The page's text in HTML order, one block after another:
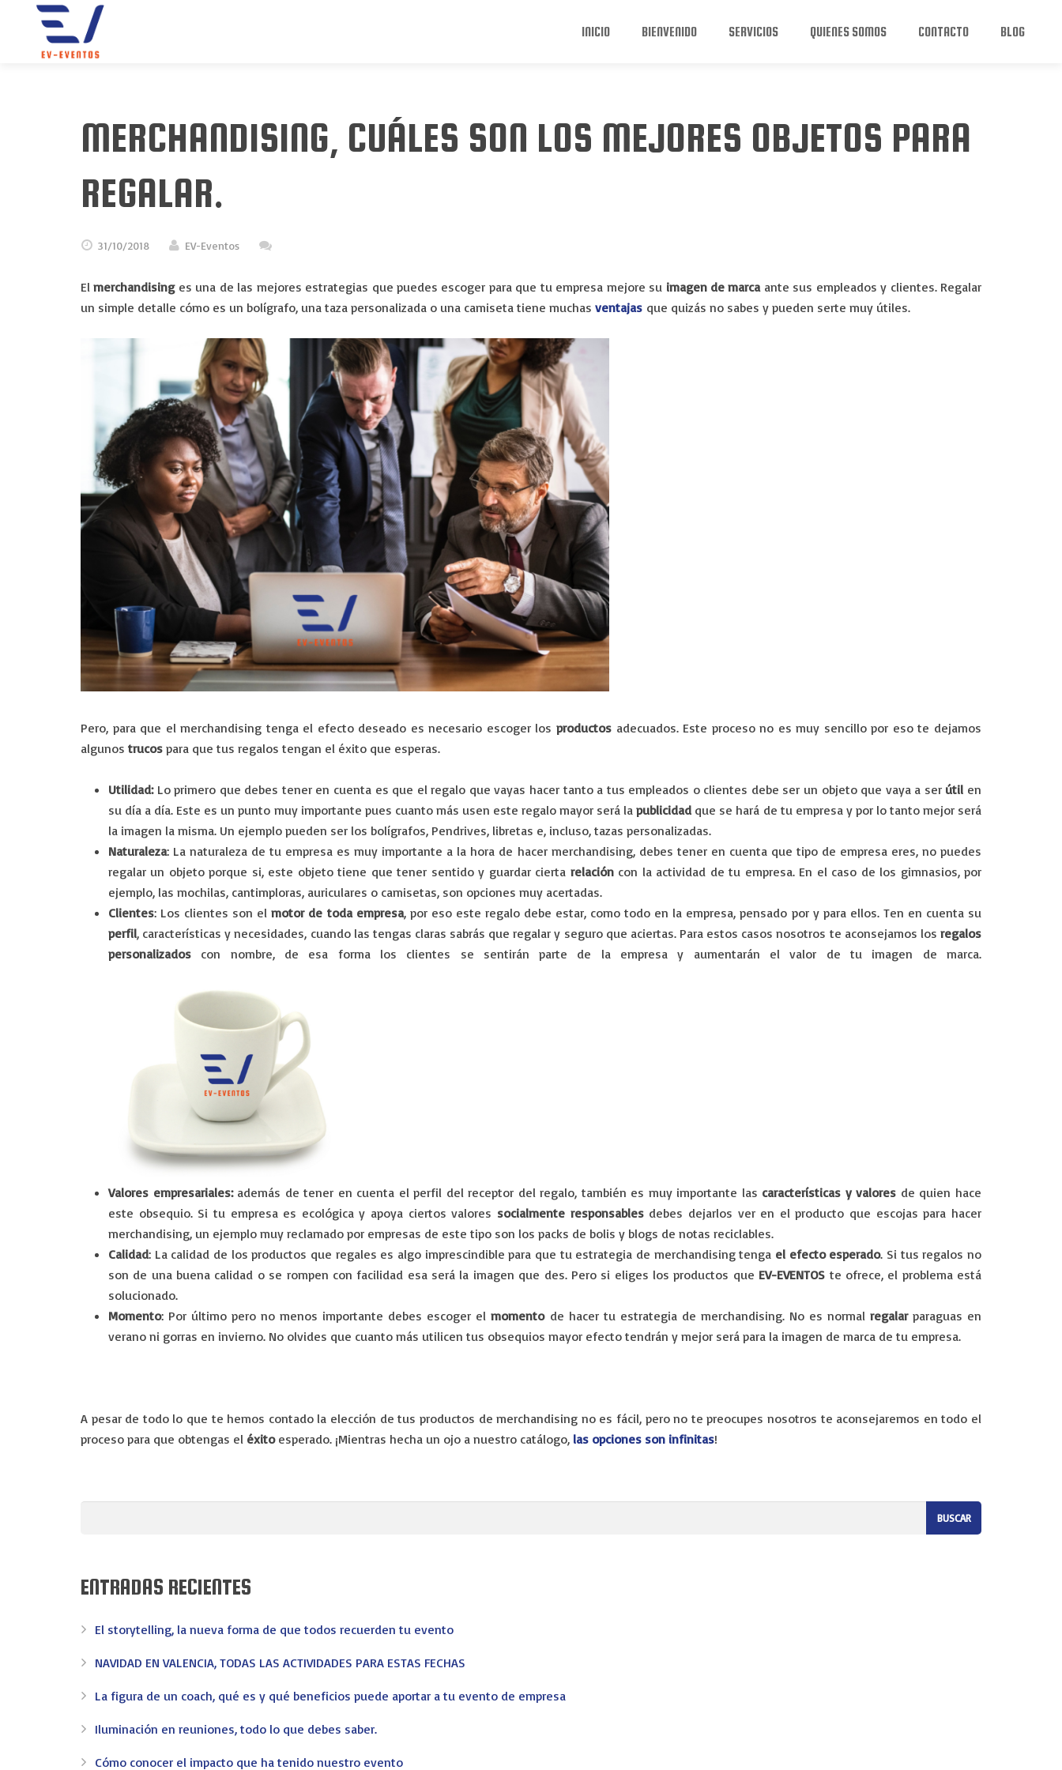
INICIO BIENVENIDO SERVICIOS QUIENES SOMOS CONTACTO BLOG
MERCHANDISING, CUÁLES SON LOS MEJORES OBJETOS PARA
REGALAR.
31/10/2018 EV-Eventos
Elmerchandisinges una de las mejores estrategias que puedes escoger para que tu empresa mejore su imagen de marcaante sus empleados y clientes. Regalar
un simple detalle cómo es un bolígrafo, una taza personalizada o una camiseta tiene muchas ventajas que quizás no sabes y pueden serte muy útiles.
Pero, para que el merchandising tenga el efecto deseado es necesario escoger losproductos adecuados. Este proceso no es muy sencillo por eso te dejamos
algunos trucos para que tus regalos tengan el éxito que esperas.
Utilidad:Lo primero que debes tener en cuenta es que el regalo que vayas hacer tanto a tus empleados o clientes debe ser un objeto que vaya a ser útil en
su día a día. Este es un punto muy importante pues cuanto más usen este regalo mayor será lapublicidad que se hará de tu empresa y por lo tanto mejor será
la imagen la misma. Un ejemplo pueden ser los bolígrafos, Pendrives, libretas e, incluso, tazas personalizadas.
Naturaleza: La naturaleza de tu empresa es muy importante a la hora de hacer merchandising, debes tener en cuenta que tipo de empresa eres, no puedes
regalar un objeto porque si, este objeto tiene que tener sentido y guardar cierta relacióncon la actividad de tu empresa. En el caso de los gimnasios, por
ejemplo, las mochilas, cantimploras, auriculares o camisetas, son opciones muy acertadas.
Clientes: Los clientes son elmotor de toda empresa, por eso este regalo debe estar, como todo en la empresa, pensado por y para ellos. Ten en cuenta su
perfil, características y necesidades, cuando las tengas claras sabrás que regalar y seguro que aciertas. Para estos casos nosotros te aconsejamos los regalos
personalizados con nombre, de esa forma los clientes se sentirán parte de la empresa y aumentarán el valor de tu imagen de marca.
Valores empresariales: además de tener en cuenta el perfil del receptor del regalo, también es muy importante las características y valores de quien hace
este obsequio. Si tu empresa es ecológica y apoya ciertos valores socialmente responsablesdebes dejarlos ver en el producto que escojas para hacer
merchandising, un ejemplo muy reclamado por empresas de este tipo son los packs de bolis y blogs de notas reciclables.
Calidad: La calidad de los productos que regales es algo imprescindible para que tu estrategia de merchandising tenga el efecto esperado. Si tus regalos no
son de una buena calidad o se rompen con facilidad esa será la imagen que des. Pero si eliges los productos que EV-EVENTOS te ofrece, el problema está
solucionado.
Momento: Por último pero no menos importante debes escoger elmomentode hacer tu estrategia de merchandising. No es normal regalarparaguas en
verano ni gorras en invierno. No olvides que cuanto más utilicen tus obsequios mayor efecto tendrán y mejor será para la imagen de marca de tu empresa.
A pesar de todo lo que te hemos contado la elección de tus productos de merchandising no es fácil, pero no te preocupes nosotros te aconsejaremos en todo el
proceso para que obtengas el éxito esperado. ¡Mientras hecha un ojo a nuestro catálogo, las opciones son infinitas!
ENTRADAS RECIENTES
El storytelling, la nueva forma de que todos recuerden tu evento
NAVIDAD EN VALENCIA, TODAS LAS ACTIVIDADES PARA ESTAS FECHAS
La figura de un coach, qué es y qué beneficios puede aportar a tu evento de empresa
Iluminación en reuniones, todo lo que debes saber.
Cómo conocer el impacto que ha tenido nuestro evento
EV-EVENTOS
En EV - Eventos somos expertos en organizar eventos corporativos, profesionales y particulares de principio a fin. No queremos que te preocupes por nada. Somos tu empresa de